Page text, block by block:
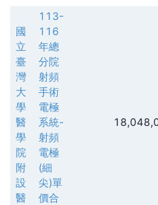
國
立
臺
灣
大
學
醫
學
院
附
設
醫
113-
116
年總
分院
射頻
手術
電極
系統-
射頻
電極
(細
尖)單
價合